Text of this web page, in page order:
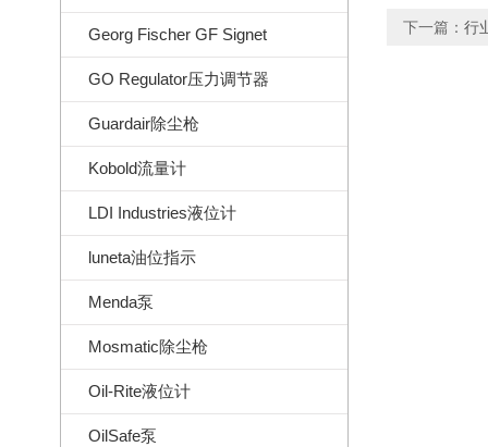
Georg Fischer GF Signet
GO Regulator压力调节器
Guardair除尘枪
Kobold流量计
LDI Industries液位计
luneta油位指示
Menda泵
Mosmatic除尘枪
Oil-Rite液位计
OilSafe泵
下一篇： 行